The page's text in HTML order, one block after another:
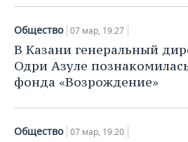
Общество 07 мар, 19:27
В Казани генеральный
Одри Азуле
фонда «Возрождение»
Общество 07 мар, 19:20